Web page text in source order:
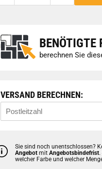
BENÖTIGTE
berechnen Sie
VERSAND BERECHNEN:
Sie sind noch unentschlossen?
Angebot mit Angebotsbindefrist.
welcher Farbe und welcher